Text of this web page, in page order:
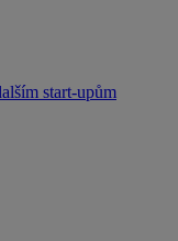
start-upům